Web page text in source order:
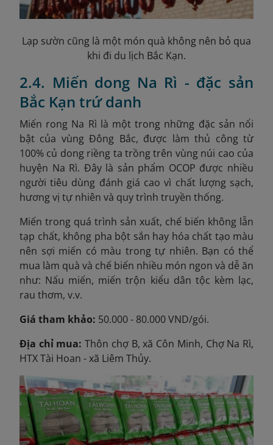
Lạp sườn cũng là một món quà không nên bỏ qua
khi đi du lịch Bắc Kạn.
2.4. Miến dong Na Rì - đặc sản
Bắc Kạn trứ danh
Miến rong Na Rì là một trong những đặc sản nổi
bật của vùng Đông Bắc, được làm thủ công từ
100% củ dong riềng ta trồng trên vùng núi cao của
huyện Na Rì. Đây là sản phẩm OCOP được nhiều
người tiêu dùng đánh giá cao vì chất lượng sạch,
hương vị tự nhiên và quy trình truyền thống.
Miến trong quá trình sản xuất, chế biến không lẫn
tạp chất, không pha bột sắn hay hóa chất tạo màu
nên sợi miến có màu trong tự nhiên. Bạn có thể
mua làm quà và chế biến nhiều món ngon và dễ ăn
như: Nấu miến, miến trộn kiểu dân tộc kèm lạc,
rau thơm, v.v.
Giá tham khảo: 50.000 - 80.000 VND/gói.
Địa chỉ mua:Thôn chợ B, xã Côn Minh, Chợ Na Rì,
HTX Tài Hoan - xã Liêm Thủy.